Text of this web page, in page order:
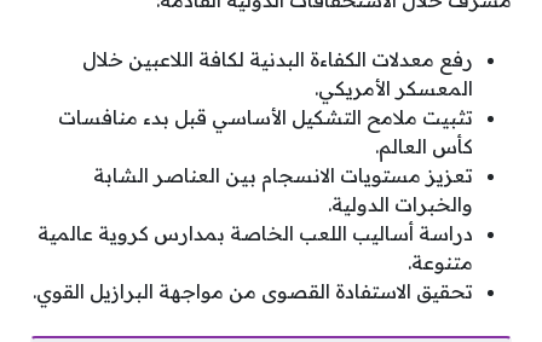
رفع معدلات الكفاءة البدنية لكافة اللاعبين خلال
المعسكر الأمريكي.
تثبيت ملامح التشكيل الأساسي قبل بدء منافسات
كأس العالم.
تعزيز مستويات الانسجام بين العناصر الشابة
والخبرات الدولية.
دراسة أساليب اللعب الخاصة بمدارس كروية عالمية
متنوعة.
تحقيق الاستفادة القصوى من مواجهة البرازيل القوي.